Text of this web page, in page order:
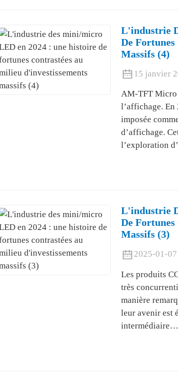
L'industrie
De
Massifs (4)
15 janvier
AM-TFT Micro
l’affichage.
imposée
d’affichage.
l’exploration
L'industrie
De
Massifs (3)
2025-01-07
Les produits
très
manière
leur avenir est
intermédiaire…